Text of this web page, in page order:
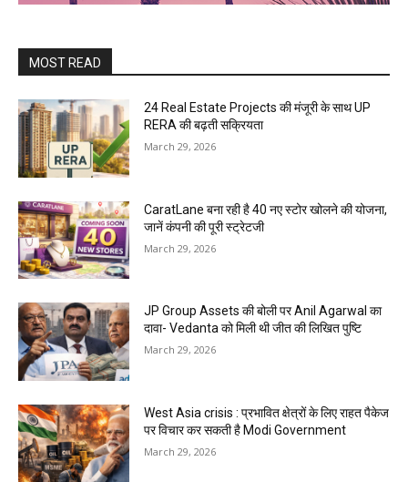
MOST READ
24 Real Estate Projects की मंजूरी के साथ UP
RERA की बढ़ती सक्रियता
March 29, 2026
CaratLane बना रही है 40 नए स्टोर खोलने की योजना,
जानें कंपनी की पूरी स्ट्रेटजी
March 29, 2026
JP Group Assets की बोली पर Anil Agarwal का
दावा- Vedanta को मिली थी जीत की लिखित पुष्टि
March 29, 2026
West Asia crisis : प्रभावित क्षेत्रों के लिए राहत पैकेज
पर विचार कर सकती है Modi Government
March 29, 2026